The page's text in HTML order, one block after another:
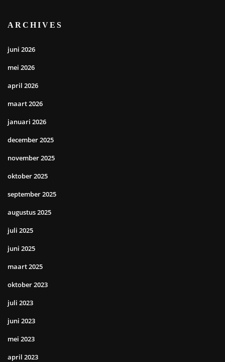
ARCHIVES
juni 2026
mei 2026
april 2026
maart 2026
januari 2026
december 2025
november 2025
oktober 2025
september 2025
augustus 2025
juli 2025
juni 2025
maart 2025
oktober 2023
juli 2023
juni 2023
mei 2023
april 2023